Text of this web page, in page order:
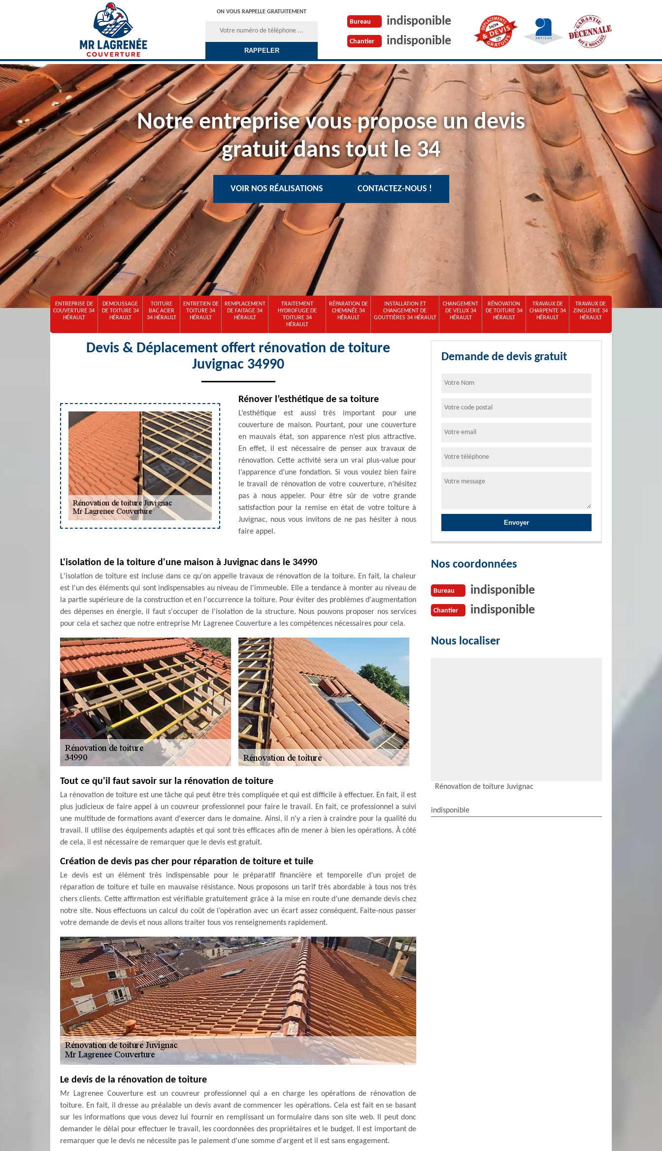
ON VOUS RAPPELLE GRATUITEMENT
Bureau indisponible
Chantier indisponible
Notre entreprise vous propose un devis
gratuit dans tout le 34
VOIR NOS RÉALISATIONS CONTACTEZ-NOUS !
ENTREPRISE DE
COUVERTURE 34
HÉRAULT
DEMOUSSAGE
DE TOITURE 34
HÉRAULT
TOITURE
BAC ACIER
34 HÉRAULT
ENTRETIEN DE
TOITURE 34
HÉRAULT
REMPLACEMENT
DE FAITAGE 34
HÉRAULT
TRAITEMENT
HYDROFUGE DE
TOITURE 34
HÉRAULT
RÉPARATION DE
CHEMINÉE 34
HÉRAULT
INSTALLATION ET
CHANGEMENT DE
GOUTTIÈRES 34 HÉRAULT
CHANGEMENT
DE VELUX 34
HÉRAULT
RÉNOVATION
DE TOITURE 34
HÉRAULT
TRAVAUX DE
CHARPENTE 34
HÉRAULT
TRAVAUX DE
ZINGUERIE 34
HÉRAULT
Devis & Déplacement offert rénovation de toiture
Juvignac 34990
Rénover l’esthétique de sa toiture
L’esthétique est aussi très important pour une
couverture de maison. Pourtant, pour une couverture
en mauvais état, son apparence n’est plus attractive.
En effet, il est nécessaire de penser aux travaux de
rénovation. Cette activité sera un vrai plus-value pour
l’apparence d’une fondation. Si vous voulez bien faire
le travail de rénovation de votre couverture, n’hésitez
pas à nous appeler. Pour être sûr de votre grande
satisfaction pour la remise en état de votre toiture à
Juvignac, nous vous invitons de ne pas hésiter à nous
faire appel.
L'isolation de la toiture d'une maison à Juvignac dans le 34990
L'isolation de toiture est incluse dans ce qu'on appelle travaux de rénovation de la toiture. En fait, la chaleur
est l'un des éléments qui sont indispensables au niveau de l'immeuble. Elle a tendance à monter au niveau de
la partie supérieure de la construction et en l'occurrence la toiture. Pour éviter des problèmes d'augmentation
des dépenses en énergie, il faut s'occuper de l'isolation de la structure. Nous pouvons proposer nos services
pour cela et sachez que notre entreprise Mr Lagrenee Couverture a les compétences nécessaires pour cela.
Tout ce qu'il faut savoir sur la rénovation de toiture
La rénovation de toiture est une tâche qui peut être très compliquée et qui est difficile à effectuer. En fait, il est
plus judicieux de faire appel à un couvreur professionnel pour faire le travail. En fait, ce professionnel a suivi
une multitude de formations avant d'exercer dans le domaine. Ainsi, il n'y a rien à craindre pour la qualité du
travail. Il utilise des équipements adaptés et qui sont très efficaces afin de mener à bien les opérations. À côté
de cela, il est nécessaire de remarquer que le devis est gratuit.
Création de devis pas cher pour réparation de toiture et tuile
Le devis est un élément très indispensable pour le préparatif financière et temporelle d’un projet de
réparation de toiture et tuile en mauvaise résistance. Nous proposons un tarif très abordable à tous nos très
chers clients. Cette affirmation est vérifiable gratuitement grâce à la mise en route d’une demande devis chez
notre site. Nous effectuons un calcul du coût de l’opération avec un écart assez conséquent. Faite-nous passer
votre demande de devis et nous allons traiter tous vos renseignements rapidement.
Le devis de la rénovation de toiture
Mr Lagrenee Couverture est un couvreur professionnel qui a en charge les opérations de rénovation de
toiture. En fait, il dresse au préalable un devis avant de commencer les opérations. Cela est fait en se basant
sur les informations que vous devez lui fournir en remplissant un formulaire dans son site web. Il peut donc
demander le délai pour effectuer le travail, les coordonnées des propriétaires et le budget. Il est important de
remarquer que le devis ne nécessite pas le paiement d'une somme d'argent et il est sans engagement.
Demande de devis gratuit
Nos coordonnées
Bureau indisponible
Chantier indisponible
Nous localiser
Rénovation de toiture Juvignac
indisponible